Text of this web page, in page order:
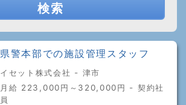
検索
県警本部での施設管理スタッフ
イセット株式会社 - 津市
月給 223,000円～320,000円 - 契約社
員